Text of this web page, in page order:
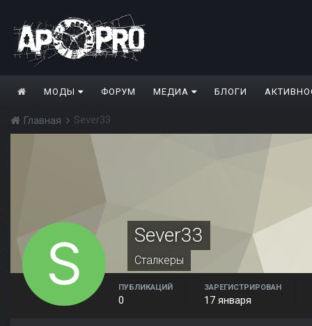
МОДЫ ФОРУМ МЕДИА БЛОГИ
Главная Sever33
Sever33
Сталкеры
ПУБЛИКАЦИЙ
0
ЗАРЕГИСТРИРОВАН
17 января